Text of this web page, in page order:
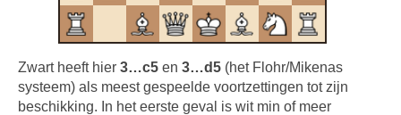
Zwart heeft hier 3…c5 en 3…d5 (het Flohr/Mikenas
systeem) als meest gespeelde voortzettingen tot zijn
beschikking. In het eerste geval is wit min of meer